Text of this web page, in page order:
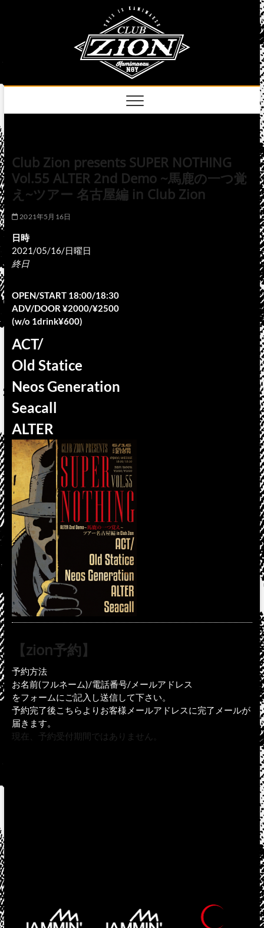
Club Zion presents SUPER NOTHING
Vol.55 ALTER 2nd Demo ~馬鹿の一つ覚
え~ツアー 名古屋編 in Club Zion
2021年5月16日
日時
2021/05/16/日曜日
終日
OPEN/START 18:00/18:30
ADV/DOOR ¥2000/¥2500
(w/o 1drink¥600)
ACT/
Old Statice
Neos Generation
Seacall
ALTER
【zion予約】
予約方法
お名前(フルネーム)/電話番号/メールアドレス
をフォームにご記入し送信して下さい。
予約完了後こちらよりお客様メールアドレスに完了メールが
届きます。
現在、予約受付期間ではありません。